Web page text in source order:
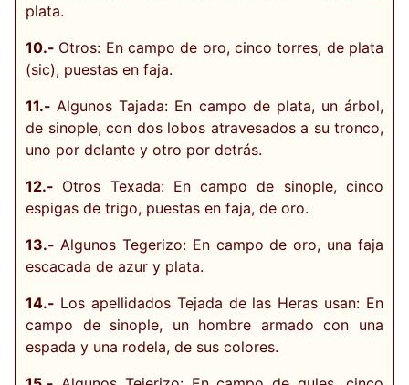
plata.
10.- Otros: En campo de oro, cinco torres, de plata
(sic), puestas en faja.
11.- Algunos Tajada: En campo de plata, un árbol,
de sinople, con dos lobos atravesados a su tronco,
uno por delante y otro por detrás.
12.- Otros Texada: En campo de sinople, cinco
espigas de trigo, puestas en faja, de oro.
13.- Algunos Tegerizo: En campo de oro, una faja
escacada de azur y plata.
14.- Los apellidados Tejada de las Heras usan: En
campo de sinople, un hombre armado con una
espada y una rodela, de sus colores.